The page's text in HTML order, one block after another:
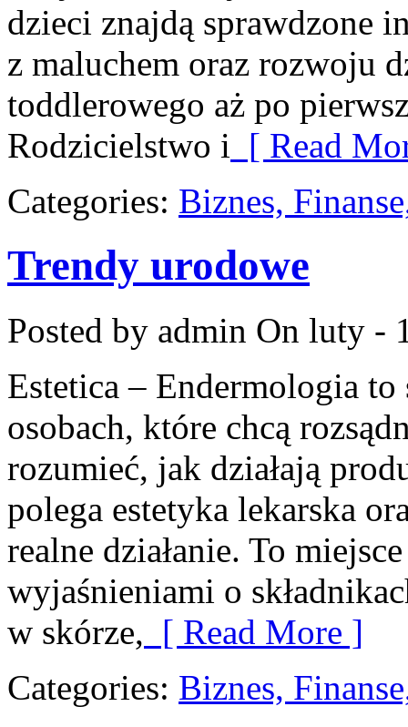
dzieci znajdą sprawdzone
z maluchem oraz rozwoju
toddlerowego aż po
Rodzicielstwo i [ Read
Categories: Biznes,
Trendy urodowe
Posted by admin On luty -
Estetica – Endermologia
osobach, które chcą
rozumieć, jak działają
polega estetyka lekarska
realne działanie. To
wyjaśnieniami o
w skórze, [ Read More ]
Categories: Biznes,